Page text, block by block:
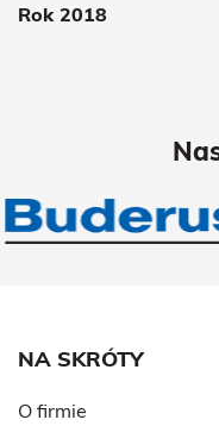
Rok 2018
NA SKRÓTY
O firmie